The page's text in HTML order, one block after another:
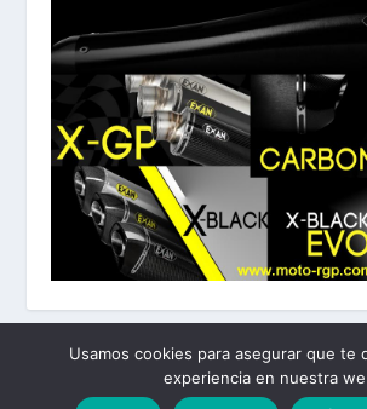
Elegant Themes|
Usamos cookies para asegurar que te
experiencia en nuestra